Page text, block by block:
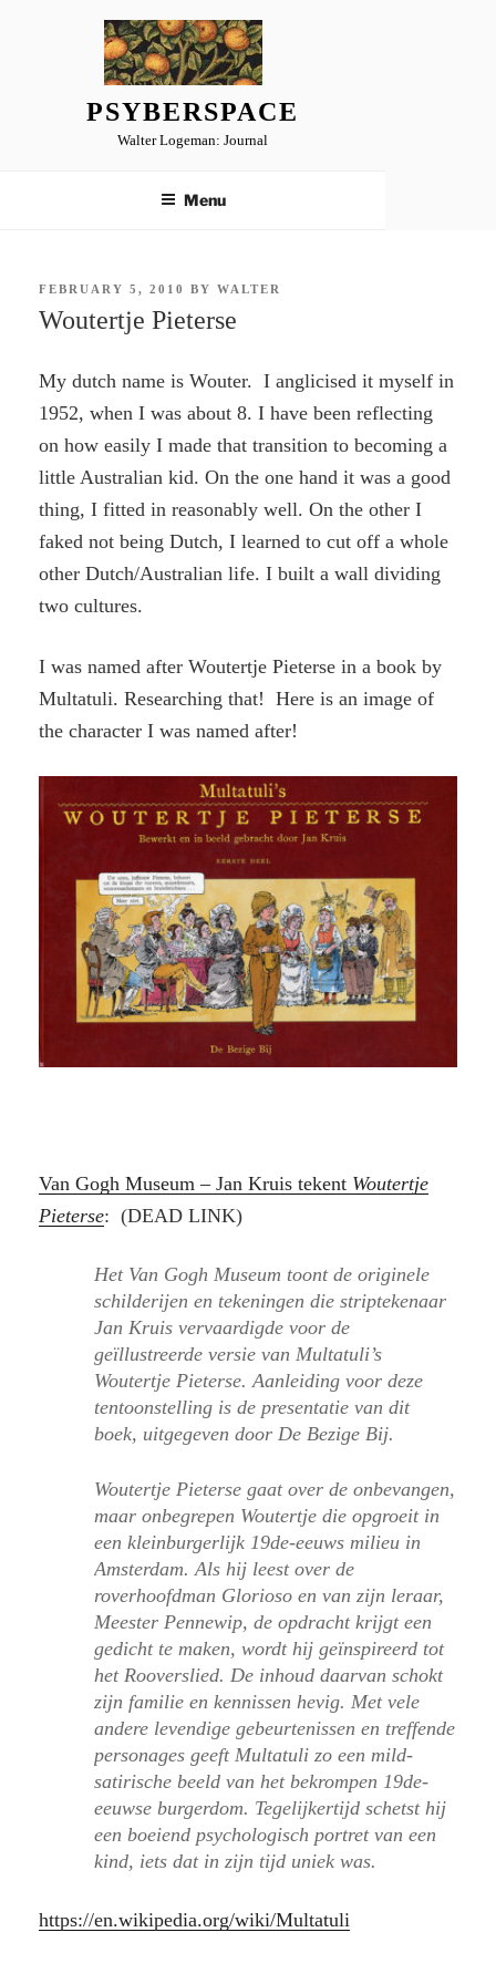
PSYBERSPACE
Walter Logeman: Journal
Menu
POSTED
FEBRUARY 5, 2010 BYWALTER
Woutertje Pieterse
My dutch name is Wouter. I anglicised it myself in
1952, when I was about 8. I have been reflecting
on how easily I made that transition to becoming a
little Australian kid. On the one hand it was a good
thing, I fitted in reasonably well. On the other I
faked not being Dutch, I learned to cut off a whole
other Dutch/Australian life. I built a wall dividing
two cultures.
I was named after Woutertje Pieterse in a book by
Multatuli. Researching that! Here is an image of
the character I was named after!
Van Gogh Museum – Jan Kruis tekent Woutertje
Pieterse: (DEAD LINK)
Het Van Gogh Museum toont de originele
schilderijen en tekeningen die striptekenaar
Jan Kruis vervaardigde voor de
geïllustreerde versie van Multatuli’s
Woutertje Pieterse. Aanleiding voor deze
tentoonstelling is de presentatie van dit
boek, uitgegeven door De Bezige Bij.
Woutertje Pieterse gaat over de onbevangen,
maar onbegrepen Woutertje die opgroeit in
een kleinburgerlijk 19de-eeuws milieu in
Amsterdam. Als hij leest over de
roverhoofdman Glorioso en van zijn leraar,
Meester Pennewip, de opdracht krijgt een
gedicht te maken, wordt hij geïnspireerd tot
het Rooverslied. De inhoud daarvan schokt
zijn familie en kennissen hevig. Met vele
andere levendige gebeurtenissen en treffende
personages geeft Multatuli zo een mild-
satirische beeld van het bekrompen 19de-
eeuwse burgerdom. Tegelijkertijd schetst hij
een boeiend psychologisch portret van een
kind, iets dat in zijn tijd uniek was.
https://en.wikipedia.org/wiki/Multatuli